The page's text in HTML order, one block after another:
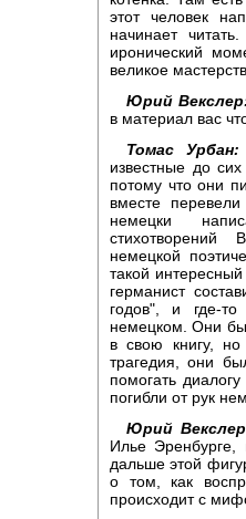
этот человек
начинает
иронический
великое
Юрий
в материал вас
Томас Урбан:
известные до
потому что они
вместе
немецки
стихотворений
немецкой
такой
германист
годов", и где-
немецком. Они
в свою книгу,
трагедия, они
помогать
погибли от рук
Юрий
Илье Эренбурге,
дальше этой
о том, как
происходит с